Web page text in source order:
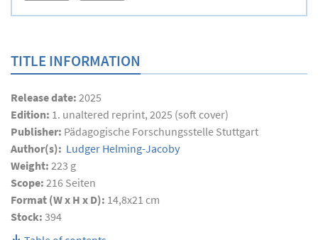
TITLE INFORMATION
Release date: 2025
Edition: 1. unaltered reprint, 2025 (soft cover)
Publisher: Pädagogische Forschungsstelle Stuttgart
Author(s): Ludger Helming-Jacoby
Weight: 223 g
Scope: 216 Seiten
Format (W x H x D): 14,8x21 cm
Stock: 394